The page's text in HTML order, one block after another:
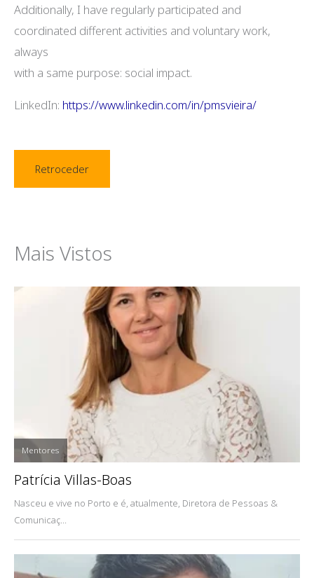
Additionally, I have regularly participated and
coordinated different activities and voluntary work,
always
with a same purpose: social impact.
LinkedIn: https://www.linkedin.com/in/pmsvieira/
Retroceder
Mais Vistos
Mentores
Patrícia Villas-Boas
Nasceu e vive no Porto e é, atualmente, Diretora de Pessoas &
Comunicaç...